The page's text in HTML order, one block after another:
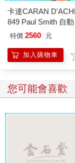
卡達CARAN
849 Paul Smith 自動
筆 ED.5 條紋銀
特價 2560 元
加入購物車
您可能會喜歡